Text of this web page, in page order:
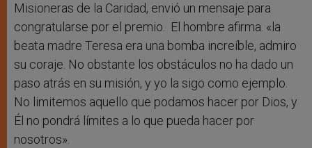
Misioneras de la Caridad, envió un mensaje para
congratularse por el premio. El hombre afirma. «la
beata madre Teresa era una bomba increíble, admiro
su coraje. No obstante los obstáculos no ha dado un
paso atrás en su misión, y yo la sigo como ejemplo.
No limitemos aquello que podamos hacer por Dios, y
Él no pondrá límites a lo que pueda hacer por
nosotros».